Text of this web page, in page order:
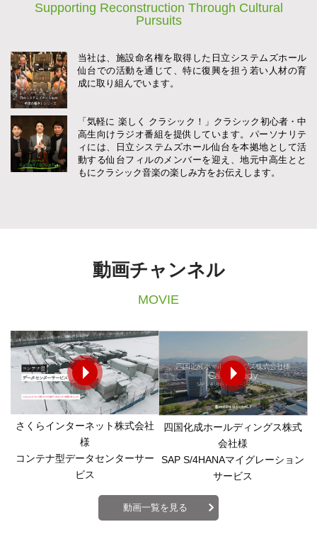
Supporting Reconstruction Through Cultural
Pursuits
当社は、施設命名権を取得した 日立システムズホール
仙台での活動を通じて、特に復興を担う若い人材の育
成に取り組んでいます。
「気軽に 楽しく クラシック！」 クラシック初心者・中
高生向けラジオ番組を提供しています。 パーソナリテ
ィには、日立システムズホール仙台を本拠地として活
動する仙台フィルのメンバーを迎え、地元中高生とと
もにクラシック音楽の楽しみ方をお伝えします。
動画チャンネル
MOVIE
さくらインターネット株式会社
様
コンテナ型データセンターサー
ビス
四国化成ホールディングス株式
会社様
SAP S/4HANAマイグレーション
サービス
動画一覧を見る